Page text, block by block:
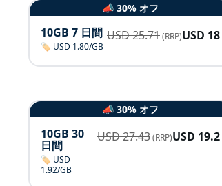
📣 30% オフ
10GB 7 日間
🏷️ USD 1.80/GB
USD25.71(RRP)USD 18
📣 30% オフ
10GB 30
日間
🏷️ USD
1.92/GB
USD27.43(RRP)USD 19.2